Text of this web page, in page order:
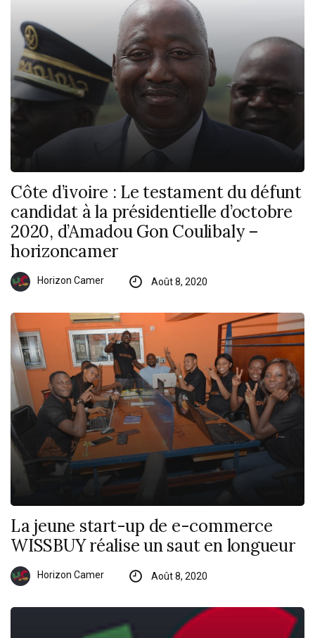
Côte d’ivoire : Le testament du défunt
candidat à la présidentielle d’octobre
2020, d’Amadou Gon Coulibaly –
horizoncamer
Horizon Camer Août 8, 2020
La jeune start-up de e-commerce
WISSBUY réalise un saut en longueur
Horizon Camer Août 8, 2020